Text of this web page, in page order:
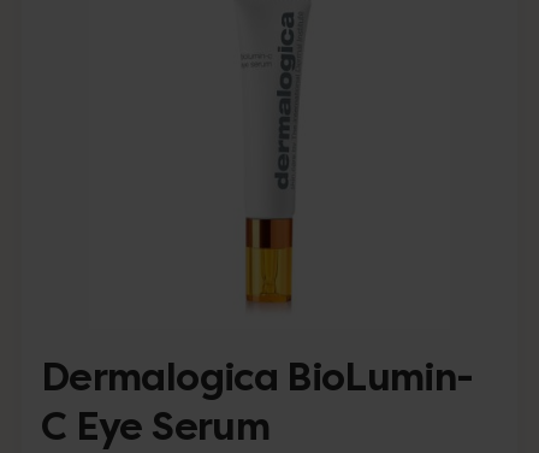
Dermalogica BioLumin-
C Eye Serum